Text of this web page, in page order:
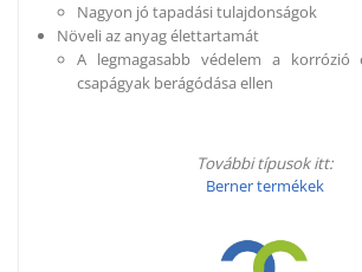
Nagyon jó tapadási tulajdonságok
Növeli az anyag élettartamát
A legmagasabb védelem a
csapágyak berágódása ellen
További típusok itt:
Berner termékek